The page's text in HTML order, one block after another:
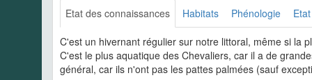
Etat des connaissances Habitats Phénologie
C'est un hivernant régulier sur notre littoral, même si la
C'est le plus aquatique des Chevaliers, car il a de
général, car ils n'ont pas les pattes palmées (sauf